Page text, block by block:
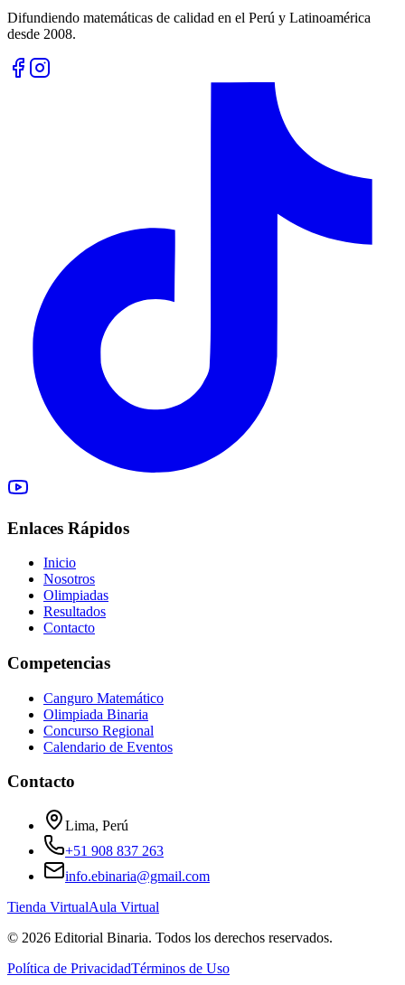
Difundiendo matemáticas de calidad en el Perú y Latinoamérica
desde 2008.
Enlaces Rápidos
Inicio
Nosotros
Olimpiadas
Resultados
Contacto
Competencias
Canguro Matemático
Olimpiada Binaria
Concurso Regional
Calendario de Eventos
Contacto
Lima, Perú
+51 908 837 263
info.ebinaria@gmail.com
Tienda VirtualAula Virtual
© 2026 Editorial Binaria. Todos los derechos reservados.
Política de PrivacidadTérminos de Uso